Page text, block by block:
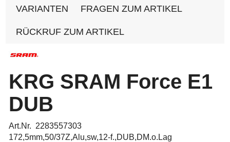
VARIANTEN FRAGEN ZUM ARTIKEL
RÜCKRUF ZUM ARTIKEL
KRG SRAM Force E1
DUB
Art.Nr. 2283557303
172,5mm,50/37Z,Alu,sw,12-f.,DUB,DM.o.Lag